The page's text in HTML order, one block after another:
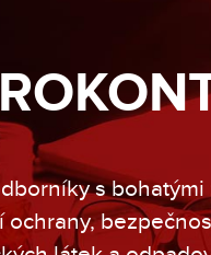
s
ochrany,